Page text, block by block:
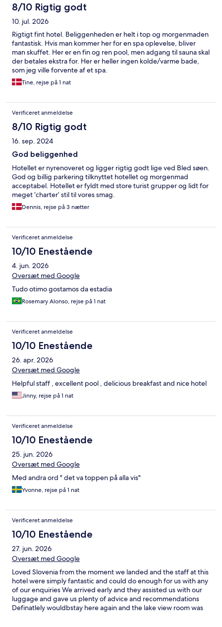
8/10 Rigtig godt
10. jul. 2026
Rigtigt fint hotel. Beliggenheden er helt i top og morgenmaden
fantastisk. Hvis man kommer her for en spa oplevelse, bliver
man skuffet. Her er en fin og ren pool, men adgang til sauna skal
der betales ekstra for. Her er heller ingen kolde/varme bade,
som jeg ville forvente af et spa.
Tine, rejse på 1 nat
Verificeret anmeldelse
8/10 Rigtig godt
16. sep. 2024
God beliggenhed
Hotellet er nyrenoveret og ligger rigtig godt lige ved Bled søen.
God og billig parkering tilknyttet hotellet og morgenmad
acceptabel. Hotellet er fyldt med store turist grupper og lidt for
meget ‘charter’ stil til vores smag.
Dennis, rejse på 3 nætter
Verificeret anmeldelse
10/10 Enestående
4. jun. 2026
Oversæt med Google
Tudo otimo gostamos da estadia
Rosemary Alonso, rejse på 1 nat
Verificeret anmeldelse
10/10 Enestående
26. apr. 2026
Oversæt med Google
Helpful staff , excellent pool , delicious breakfast and nice hotel
Jinny, rejse på 1 nat
Verificeret anmeldelse
10/10 Enestående
25. jun. 2026
Oversæt med Google
Med andra ord " det va toppen på alla vis"
Yvonne, rejse på 1 nat
Verificeret anmeldelse
10/10 Enestående
27. jun. 2026
Oversæt med Google
Loved Slovenia from the moment we landed and the staff at this
hotel were simply fantastic and could do enough for us with any
of our enquiries We arrived early and they assisted us with our
luggage and gave us plenty of advice and recommendations
Definatlely wouldbstay here again and the lake view room was